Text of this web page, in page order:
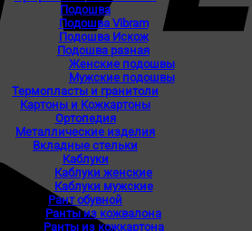
Подошва
Подошва Vibram
Подошва Искож
Подошва разная
Женские подошвы
Мужские подошвы
Термопласты и гранитоли
Картоны и Кожкартоны
Ортопедия
Металлические изделия
Вкладные стельки
Каблуки
Каблуки женские
Каблуки мужские
Рант обувной
Ранты из кожвалона
Ранты из кожкартона